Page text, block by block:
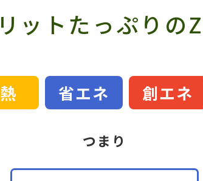
ットたっぷりの
省エネ 創エネ
つまり